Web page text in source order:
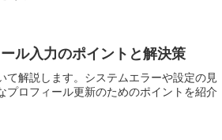
ル入力のポイントと解決策
解説します。システムエラーや設定の見
ロフィール更新のためのポイントを紹介